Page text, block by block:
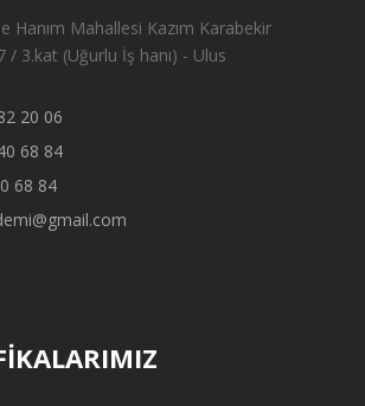
Hanım Mahallesi Kazım Karabekir
/ 3.kat (Uğurlu İş hanı) - Ulus
20 06
68 84
68 84